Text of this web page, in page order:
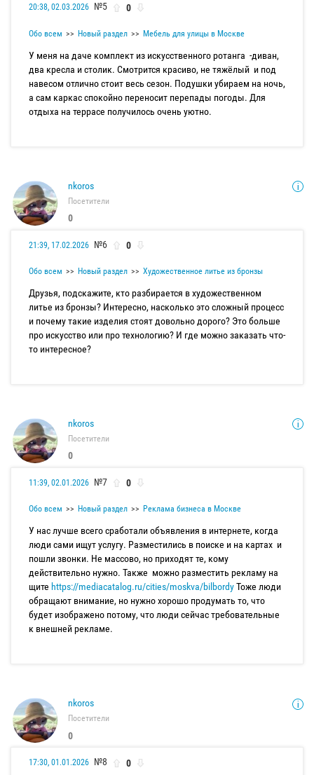
20:38, 02.03.2026 №5 0
Обо всем Новый раздел Мебель для улицы в Москве
У меня на даче комплект из искусственного ротанга -диван,
два кресла и столик. Смотрится красиво, не тяжёлый и под
навесом отлично стоит весь сезон. Подушки убираем на ночь,
а сам каркас спокойно переносит перепады погоды. Для
отдыха на террасе получилось очень уютно.
nkoros
Посетители
0
21:39, 17.02.2026 №6 0
Обо всем Новый раздел Художественное литье из бронзы
Друзья, подскажите, кто разбирается в художественном
литье из бронзы? Интересно, насколько это сложный процесс
и почему такие изделия стоят довольно дорого? Это больше
про искусство или про технологию? И где можно заказать что-
то интересное?
nkoros
Посетители
0
11:39, 02.01.2026 №7 0
Обо всем Новый раздел Реклама бизнеса в Москве
У нас лучше всего сработали объявления в интернете, когда
люди сами ищут услугу. Разместились в поиске и на картах и
пошли звонки. Не массово, но приходят те, кому
действительно нужно. Также можно разместить рекламу на
щите https://mediacatalog.ru/cities/moskva/bilbordyТоже люди
обращают внимание, но нужно хорошо продумать то, что
будет изображено потому, что люди сейчас требовательные
к внешней рекламе.
nkoros
Посетители
0
17:30, 01.01.2026 №8 0